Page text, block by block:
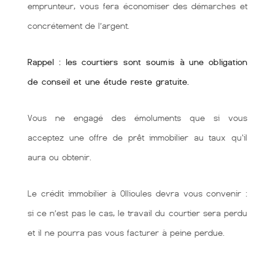
emprunteur, vous fera économiser des démarches et
concrétement de l’argent.
Rappel : les courtiers sont soumis à une obligation
de conseil et une étude reste gratuite.
Vous ne engagé des émoluments que si vous
acceptez une offre de prêt immobilier au taux qu'il
aura ou obtenir.
Le crédit immobilier à Ollioules devra vous convenir :
si ce n’est pas le cas, le travail du courtier sera perdu
et il ne pourra pas vous facturer à peine perdue.